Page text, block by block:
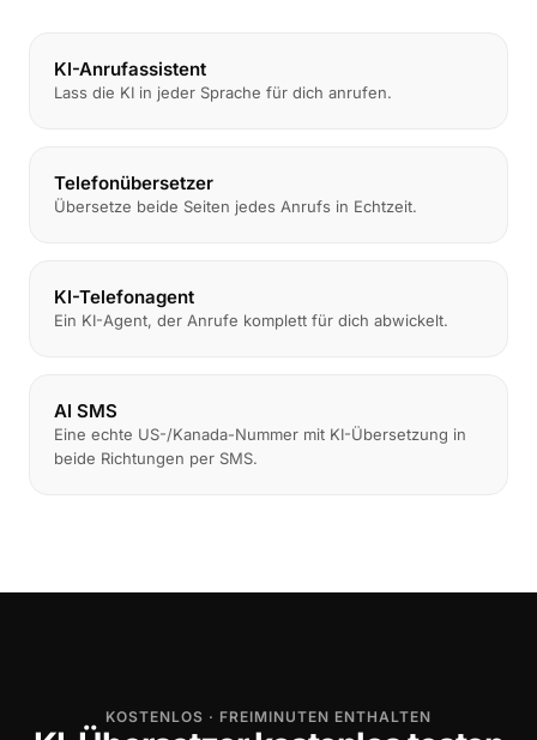
KI-Anrufassistent
Lass die KI in jeder Sprache für dich anrufen.
Telefonübersetzer
Übersetze beide Seiten jedes Anrufs in Echtzeit.
KI-Telefonagent
Ein KI-Agent, der Anrufe komplett für dich abwickelt.
AI SMS
Eine echte US-/Kanada-Nummer mit KI-Übersetzung in
beide Richtungen per SMS.
KOSTENLOS · FREIMINUTEN ENTHALTEN